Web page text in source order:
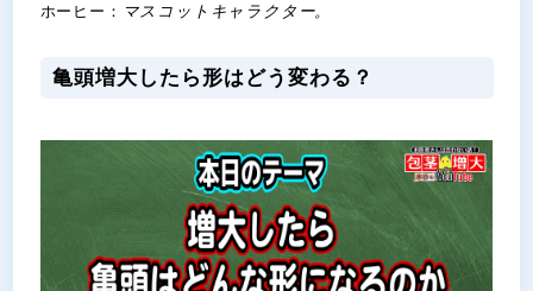
ホーヒー： マスコットキャラクター。
亀頭増大したら形はどう変わる？